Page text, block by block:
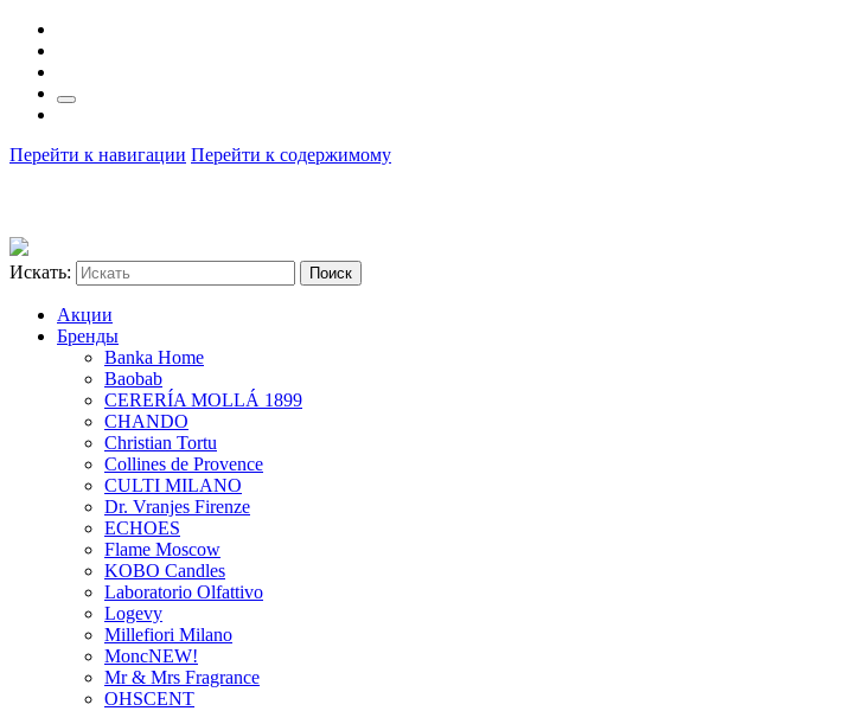
Перейти к навигации Перейти к содержимому
Искать:
Акции
Бренды
Banka Home
Baobab
CERERÍA MOLLÁ 1899
CHANDO
Christian Tortu
Collines de Provence
CULTI MILANO
Dr. Vranjes Firenze
ECHOES
Flame Moscow
KOBO Candles
Laboratorio Olfattivo
Logevy
Millefiori Milano
MoncNEW!
Mr & Mrs Fragrance
OHSCENT